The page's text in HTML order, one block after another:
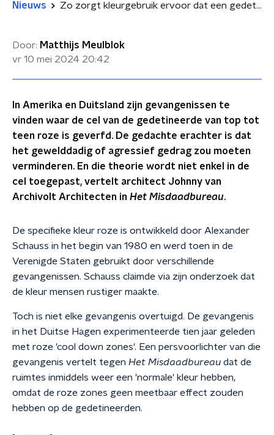
Nieuws Zo zorgt kleurgebruik ervoor dat een gedetineerde kan terugkeren in de maatschappij
Door: Matthijs Meulblok
vr 10 mei 2024 20:42
In Amerika en Duitsland zijn gevangenissen te
vinden waar de cel van de gedetineerde van top tot
teen roze is geverfd. De gedachte erachter is dat
het gewelddadig of agressief gedrag zou moeten
verminderen. En die theorie wordt niet enkel in de
cel toegepast, vertelt architect Johnny van
Archivolt Architecten in Het Misdaadbureau.
De specifieke kleur roze is ontwikkeld door Alexander
Schauss in het begin van 1980 en werd toen in de
Verenigde Staten gebruikt door verschillende
gevangenissen. Schauss claimde via zijn onderzoek dat
de kleur mensen rustiger maakte.
Toch is niet elke gevangenis overtuigd. De gevangenis
in het Duitse Hagen experimenteerde tien jaar geleden
met roze 'cool down zones'. Een persvoorlichter van die
gevangenis vertelt tegen Het Misdaadbureau dat de
ruimtes inmiddels weer een 'normale' kleur hebben,
omdat de roze zones geen meetbaar effect zouden
hebben op de gedetineerden.